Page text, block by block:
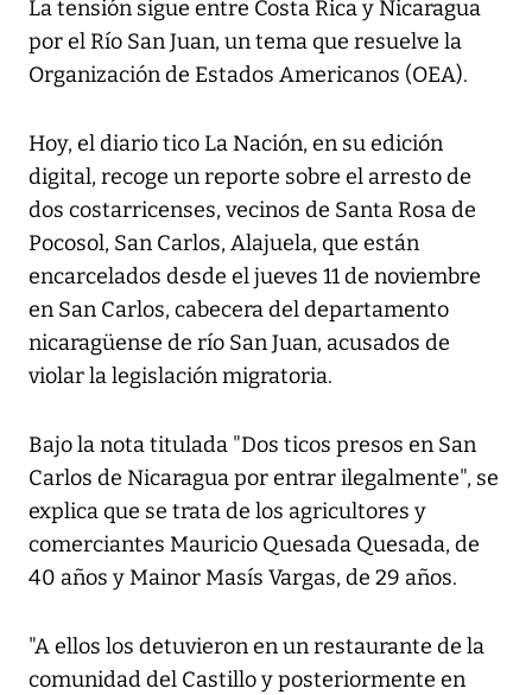
La tensión sigue entre Costa Rica y Nicaragua
por el Río San Juan, un tema que resuelve la
Organización de Estados Americanos (OEA).
Hoy, el diario tico La Nación, en su edición
digital, recoge un reporte sobre el arresto de
dos costarricenses, vecinos de Santa Rosa de
Pocosol, San Carlos, Alajuela, que están
encarcelados desde el jueves 11 de noviembre
en San Carlos, cabecera del departamento
nicaragüense de río San Juan, acusados de
violar la legislación migratoria.
Bajo la nota titulada "Dos ticos presos en San
Carlos de Nicaragua por entrar ilegalmente", se
explica que se trata de los agricultores y
comerciantes Mauricio Quesada Quesada, de
40 años y Mainor Masís Vargas, de 29 años.
"A ellos los detuvieron en un restaurante de la
comunidad del Castillo y posteriormente en